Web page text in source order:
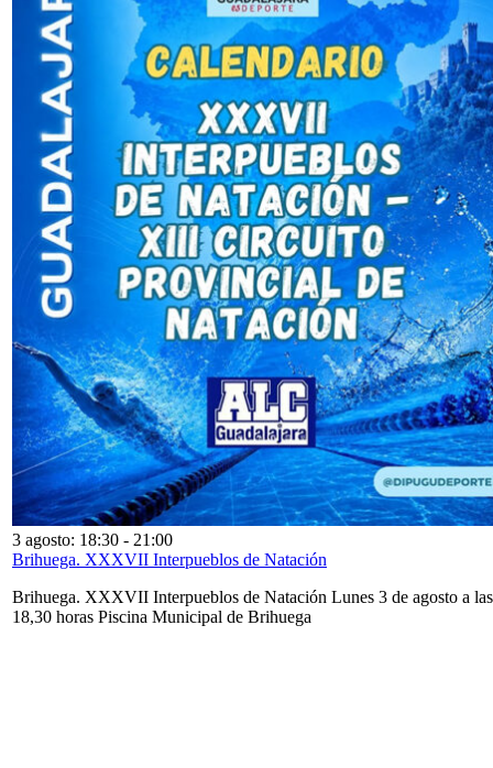
3 agosto: 18:30 - 21:00
Brihuega. XXXVII Interpueblos de Natación
Brihuega. XXXVII Interpueblos de Natación Lunes 3 de agosto a las
18,30 horas Piscina Municipal de Brihuega